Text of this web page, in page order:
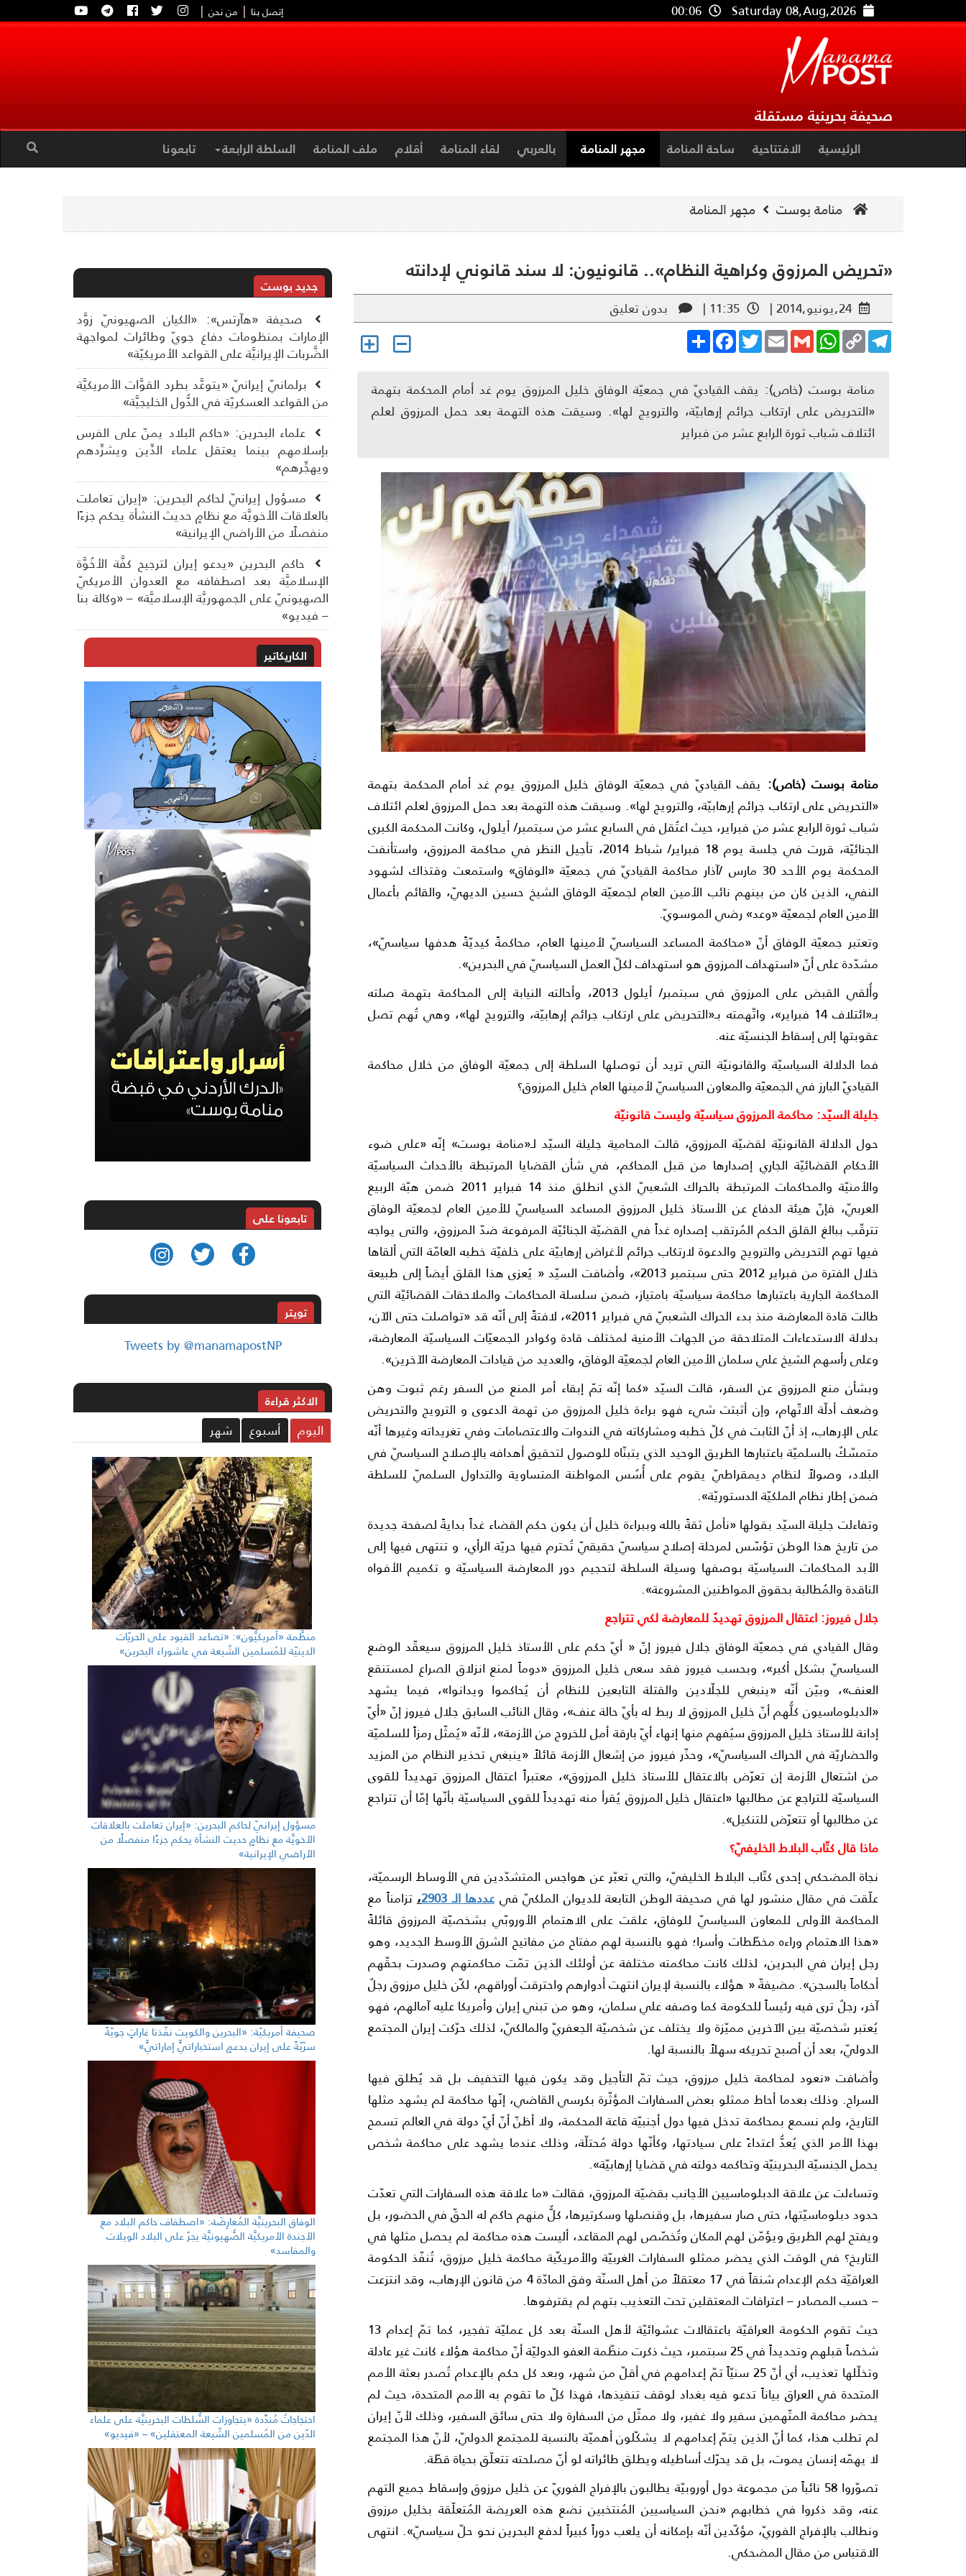
Saturday 08,Aug,2026
00:06 إتصل بنا | من نحن |
صحيفة بحرينية مستقلة
الرئيسية الافتتاحية ساحة المنامة مجهر المنامة بالعربي لقاء المنامة أقلام ملف المنامة السلطة الرابعة تابعونا
منامة بوست مجهر المنامة
«تحريض المرزوق وكراهية النظام».. قانونيون: لا سند قانوني لإدانته
24,يونيو,2014 | 11:35 |
بدون تعليق
Share
FacebookTwitterEmailGmail
WhatsAppCopy
Link
Telegram
منامة بوست (خاص): يقف القياديّ في جمعيّة الوفاق خليل المرزوق يوم غد أمام المحكمة بتهمة
«التحريض على ارتكاب جرائم إرهابيّة، والترويج لها». وسيقت هذه التهمة بعد حمل المرزوق لعلم
ائتلاف شباب ثورة الرابع عشر من فبراير
منامة بوست (خاص): يقف القياديّ في جمعيّة الوفاق خليل المرزوق يوم غد أمام المحكمة بتهمة
«التحريض على ارتكاب جرائم إرهابيّة، والترويج لها». وسيقت هذه التهمة بعد حمل المرزوق لعلم ائتلاف
شباب ثورة الرابع عشر من فبراير، حيث اعتُقل في السابع عشر من سبتمبر/ أيلول، وكانت المحكمة الكبرى
الجنائيّة، قررت في جلسة يوم 18 فبراير/ شباط 2014، تأجيل النظر في محاكمة المرزوق، واستأنفت
المحكمة يوم الأحد 30 مارس /آذار محاكمة القياديّ في جمعيّة «الوفاق» واستمعت وقتذاك لشهود
النفي، الذين كان من بينهم نائب الأمين العام لجمعيّة الوفاق الشيخ حسين الديهيّ، والقائم بأعمال
الأمين العام لجمعيّة «وعد» رضي الموسويّ.
وتعتبر جمعيّة الوفاق أنّ «محاكمة المساعد السياسيّ لأمينها العام، محاكمةً كيديّةً هدفها سياسيّ»،
مشدّدة على أنّ «استهداف المرزوق هو استهداف لكلّ العمل السياسيّ في البحرين».
وأُلقي القبض على المرزوق في سبتمبر/ أيلول 2013، وأحالته النيابة إلى المحاكمة بتهمة صلته
بـ«ائتلاف 14 فبراير»، واتّهمته بـ«التحريض على ارتكاب جرائم إرهابيّة، والترويج لها»، وهي تُهم تصل
عقوبتها إلى إسقاط الجنسيّة عنه.
فما الدلالة السياسيّة والقانونيّة التي تريد أن توصلها السلطة إلى جمعيّة الوفاق من خلال محاكمة
القياديّ البارز في الجمعيّة والمعاون السياسيّ لأمينها العام خليل المرزوق؟
جليلة السيّد: محاكمة المرزوق سياسيّة وليست قانونيّة
حول الدلالة القانونيّة لقضيّة المرزوق، قالت المحامية جليلة السيّد لـ«منامة بوست» إنّه «على ضوء
الأحكام القضائيّة الجاري إصدارها من قبل المحاكم، في شأن القضايا المرتبطة بالأحداث السياسيّة
والأمنيّة والمحاكمات المرتبطة بالحراك الشعبيّ الذي انطلق منذ 14 فبراير 2011 ضمن هبّة الربيع
العربيّ، فإنّ هيئة الدفاع عن الأستاذ خليل المرزوق المساعد السياسيّ للأمين العام لجمعيّة الوفاق
تترقّب ببالغ القلق الحكم المُرتقب إصداره غداً في القضيّة الجنائيّة المرفوعة ضدّ المرزوق، والتى يواجه
فيها تهم التحريض والترويج والدعوة لارتكاب جرائم لأغراض إرهابيّة على خلفيّة خطبه العامّة التي ألقاها
خلال الفترة من فبراير 2012 حتى سبتمبر 2013»، وأضافت السيّد « يُعزى هذا القلق أيضاً إلى طبيعة
المحاكمة الجارية باعتبارها محاكمة سياسيّة بامتياز، ضمن سلسلة المحاكمات والملاحقات القضائيّة التي
طالت قادة المعارضة منذ بدء الحراك الشعبيّ في فبراير 2011»، لافتةً إلى أنّه قد «تواصلت حتى الآن،
بدلالة الاستدعاءات المتلاحقة من الجهات الأمنية لمختلف قادة وكوادر الجمعيّات السياسيّة المعارضة،
وعلى رأسهم الشيخ علي سلمان الأمين العام لجمعيّة الوفاق، والعديد من قيادات المعارضة الآخرين».
وبشأن منع المرزوق عن السفر، قالت السيّد «كما إنّه تمّ إبقاء أمر المنع من السفر رغم ثبوت وهن
وضعف أدلّة الاتّهام، وإن أثبتت شيء فهو براءة خليل المرزوق من تهمة الدعوى و الترويج والتحريض
على الإرهاب، إذ أنّ الثابت في كلّ خطبه ومشاركاته في الندوات والاعتصامات وفي تغريداته وغيرها أنّه
متمسّكٌ بالسلميّة باعتبارها الطريق الوحيد الذي يتبنّاه للوصول لتحقيق أهدافه بالإصلاح السياسيّ في
البلاد، وصولاً لنظام ديمقراطيّ يقوم على أُسُس المواطنة المتساوية والتداول السلميّ للسلطة
ضمن إطار نظام الملكيّة الدستوريّة».
وتفاءلت جليلة السيّد بقولها «نأمل ثقةً بالله وببراءة خليل أن يكون حكم القضاء غداً بدايةً لصفحة جديدة
من تاريخ هذا الوطن تؤسّس لمرحلة إصلاح سياسيّ حقيقيّ تُحترم فيها حريّة الرأي، و تنتهى فيها إلى
الأبد المحاكمات السياسيّة بوصفها وسيلة السلطة لتحجيم دور المعارضة السياسيّة و تكميم الأفواه
الناقدة والمُطالبة بحقوق المواطنين المشروعة».
جلال فيروز: اعتقال المرزوق تهديدٌ للمعارضة لكي تتراجع
وقال القيادي في جمعيّة الوفاق جلال فيروز إنّ « أيّ حكم على الأستاذ خليل المرزوق سيعقّد الوضع
السياسيّ بشكل أكبر»، وبحسب فيروز فقد سعى خليل المرزوق «دوماً لمنع انزلاق الصراع لمستنقع
العنف»، وبيّن أنّه «ينبغي للجلّادين والقتلة التابعين للنظام أن يُحاكموا ويدانوا»، فيما يشهد
«الدبلوماسيون كلُّهم أنّ خليل المرزوق لا ربط له بأيّ حالة عنف»، وقال النائب السابق جلال فيروز إنّ «أيّ
إدانة للأستاذ خليل المرزوق سيُفهم منها إنهاء أيّ بارقة أمل للخروج من الأزمة»، لأنّه «يُمثّل رمزاً للسلميّة
والحضاريّة في الحراك السياسيّ»، وحذّر فيروز من إشعال الأزمة قائلاً «ينبغي تحذير النظام من المزيد
من اشتعال الأزمة إن تعرّض بالاعتقال للأستاذ خليل المرزوق»، معتبراً اعتقال المرزوق تهديداً للقوى
السياسيّة للتراجع عن مطالبها «اعتقال خليل المرزوق يُقرأ منه تهديداً للقوى السياسيّة بأنّها إمّا أن تتراجع
عن مطالبها أو تتعرّض للتنكيل».
ماذا قال كتّاب البلاط الخليفيّ؟
نجاة المضحكي إحدى كتّاب البلاط الخليفيّ، والتي تعبّر عن هواجس المتشدّدين في الأوساط الرسميّة،
علّقت في مقال منشور لها في صحيفة الوطن التابعة للديوان الملكيّ في عددها الـ 2903 ، تزامناً مع
المحاكمة الأولى للمعاون السياسيّ للوفاق، علقت على الاهتمام الأوروبّي بشخصيّة المرزوق قائلةً
«هذا الاهتمام وراءه مخطّطات وأسرا؛ فهو بالنسبة لهم مفتاح من مفاتيح الشرق الأوسط الجديد، وهو
رجل إيران في البحرين، لذلك كانت محاكمته مختلفة عن أولئك الذين تمّت محاكمتهم وصدرت بحقّهم
أحكاماً بالسجن». مضيفةّ « هؤلاء بالنسبة لإيران انتهت أدوارهم واحترقت أوراقهم، لكّن خليل مرزوق رجلٌ
آخر، رجلٌ ترى فيه رئيساً للحكومة كما وصفه علي سلمان، وهو من تبني إيران وأمريكا عليه آمالهم، فهو
يُعتبر شخصيّة بين الآخرين مميّزة ولا يختلف عن شخصيّة الجعفريّ والمالكيّ، لذلك حرّكت إيران المجتمع
الدوليّ، بعد أن أصبح تحريكه سهلاً بالنسبة لها.
وأضافت «نعود لمحاكمة خليل مرزوق، حيث تمّ التأجيل وقد يكون فيها التخفيف بل قد يُطلق فيها
السراح. وذلك بعدما أحاط ممثلو بعض السفارات المؤثّرة بكرسي القاضي، إنّها محاكمة لم يشهد مثلها
التاريخ، ولم نسمع بمحاكمة تدخل فيها دول أجنبيّة قاعة المحكمة، ولا أظنّ أنّ أيّ دولة في العالم تسمح
بهذا الأمر الذي يُعدُّ اعتداءً على سيادتها، وكأنّها دولة مُحتلّة، وذلك عندما يشهد على محاكمة شخص
يحمل الجنسيّة البحرينيّة وتحاكمه دولته في قضايا إرهابيّة».
وتساءلت عن علاقة الدبلوماسيين الأجانب بقضيّة المرزوق، فقالت «ما علاقة هذه السفارات التي تعدّت
حدود دبلوماسيّتها، حتى صار سفيرها، بل وقنصلها وسكرتيرها، كلٌّ منهم حاكم له الحقّ في الحضور، بل
ويفتح لهم الطريق ويؤمّن لهم المكان وتُخصّص لهم المقاعد، أليست هذه محاكمة لم يحصل مثلها في
التاريخ؟ في الوقت الذي يحضر ممثلو السفارات الغربيّة والأمريكّية محاكمة خليل مرزوق، تُنفّذ الحكومة
العراقيّة حكم الإعدام شنقاً في 17 معتقلاً من أهل السنّة وفق المادّة 4 من قانون الإرهاب، وقد انتزعت
– حسب المصادر – اعترافات المعتقلين تحت التعذيب بتهم لم يقترفوها.
حيث تقوم الحكومة العراقيّة باعتقالات عشوائيّة لأهل السنّة بعد كل عمليّة تفجير، كما تمّ إعدام 13
شخصاً قبلهم وتحديداً في 25 سبتمبر، حيث ذكرت منظّمة العفو الدوليّة أنّ محاكمة هؤلاء كانت غير عادلة
وتخلّلها تعذيب، أي أنّ 25 سنيّاً تمّ إعدامهم في أقلّ من شهر، وبعد كل حكم بالإعدام تُصدر بعثة الأمم
المتحدة في العراق بياناً تدعو فيه بغداد لوقف تنفيذها، فهذا كلّ ما تقوم به الأمم المتحدة، حيث لم
يحضر محاكمة المتّهمين سفير ولا غفير، ولا ممثّل من السفارة ولا حتى سائق السفير، وذلك لأنّ إيران
لم تطلب هذا، كما أنّ الذين يتمّ إعدامهم لا يشكّلون أهميّة بالنسبة للمجتمع الدوليّ، لأنّ هذا المجتمع
لا يهمّه إنسان يموت، بل قد يحرّك أساطيله ويطلق طائراته لو أنّ مصلحته تتعلّق بحياة قطّة.
تصوّروا 58 نائباً من مجموعة دول أوروبيّة يطالبون بالإفراج الفوريّ عن خليل مرزوق وإسقاط جميع التهم
عنه، وقد ذكروا في خطابهم «نحن السياسيين المُنتخبين نضع هذه العريضة المُتعلّقة بخليل مرزوق
ونطالب بالإفراج الفوريّ، مؤكّدين أنّه بإمكانه أن يلعب دوراً كبيراً لدفع البحرين نحو حلّ سياسيّ». انتهى
الاقتباس من مقال المضحكي.
جديد بوست
صحيفة «هآرتس»: «الكيان الصهيونيّ زوَّد
الإمارات بمنظومات دفاع جويّ وطائرات لمواجهة
الضَّربات الإيرانيَّة على القواعد الأمريكيّة»
برلمانيّ إيرانيّ «يتوعَّد بطرد القوَّات الأمريكيَّة
من القواعد العسكريّة في الدُّول الخليجيَّة»
علماء البحرين: «حاكم البلاد يمنّ على الفرس
بإسلامهم بينما يعتقل علماء الدِّين ويشرِّدهم
ويهجِّرهم»
مسؤول إيرانيّ لحاكم البحرين: «إيران تعاملت
بالعلاقات الأخويَّة مع نظامٍ حديث النشأة يحكم جزءًا
منفصلًا من الأراضي الإيرانية»
حاكم البحرين «يدعو إيران لترجيح كفَّة الأخُوَّة
الإسلاميَّة بعد اصطفافه مع العدوان الأمريكيّ
الصهيونيّ على الجمهوريَّة الإسلاميَّة» – «وكالة بنا
– فيديو»
الكاريكاتير
تابعونا على
تويتر
Tweets by @manamapostNP
الاکثر قراءة
اليوم
أسبوع شهر
منظَّمة «أمريكيُّون»: «تصاعد القيود على الحريّات
الدينيّة للمُسلمين الشّيعة في عاشوراء البحرين»
مسؤول إيرانيّ لحاكم البحرين: «إيران تعاملت بالعلاقات
الأخويَّة مع نظامٍ حديث النشأة يحكم جزءًا منفصلًا من
الأراضي الإيرانية»
صحيفة أمريكيّة: «البحرين والكويت نفّذتا غاراتٍ جويّةً
سرّيّةً على إيران بدعمٍ استخباراتيٍّ إماراتيٍّ»
الوفاق البحرينيَّة المُعارِضَة: «اصطفاف حاكم البلاد مع
الأجندة الأمريكيَّة الصُّهيونيَّة يجرّ على البلاد الويلات
والمفاسد»
احتجاجاتٌ مُندِّدة «بتجاوزات السُّلطات البحرينيَّة على علماء
الدّين من المُسلمين الشّيعة المعتقلين» – «فيديو»